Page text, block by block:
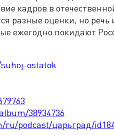
кадров в
разные оценки, но речь
ежегодно покидают
ostatok
38934736
podcast/царьград/